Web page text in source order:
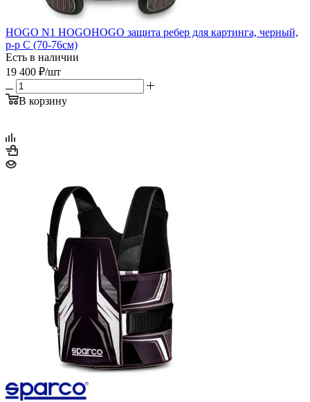
HOGO N1 HOGOHOGO защита ребер для картинга, черный,
р-р C (70-76см)
Есть в наличии
19 400 ₽/шт
В корзину